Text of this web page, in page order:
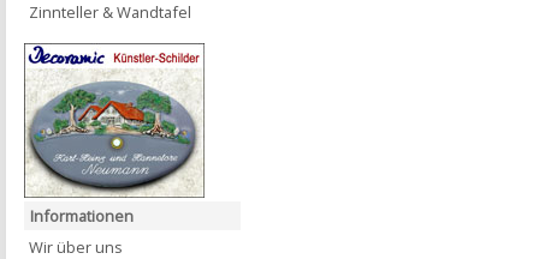
Zinnteller & Wandtafel
Informationen
Wir über uns